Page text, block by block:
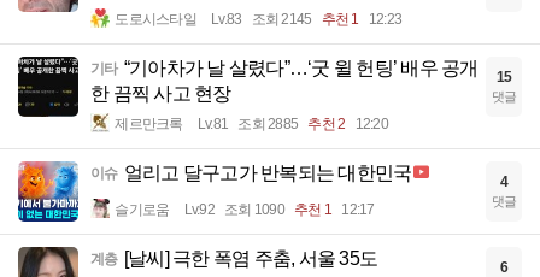
도로시스타일 Lv.83 조회 2145 추천 1 12:23
기타 “기아차가 날 살렸다”…‘굿 윌 헌팅’ 배우 공개
한 끔찍 사고 현장
제르만크록 Lv.81 조회 2885 추천 2 12:20
15
댓글
이슈 얼리고 달구고가 반복되는 대한민국
슬기로움 Lv.92 조회 1090 추천 1 12:17
4
댓글
계층 [날씨] 극한 폭염 주춤, 서울 35도 6